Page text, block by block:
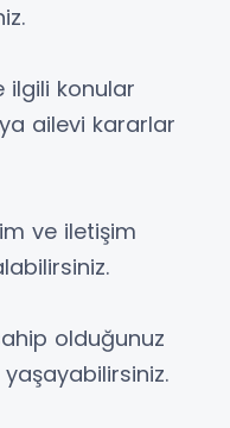
ilgili konular
ailevi kararlar
ve iletişim
olduğunuz